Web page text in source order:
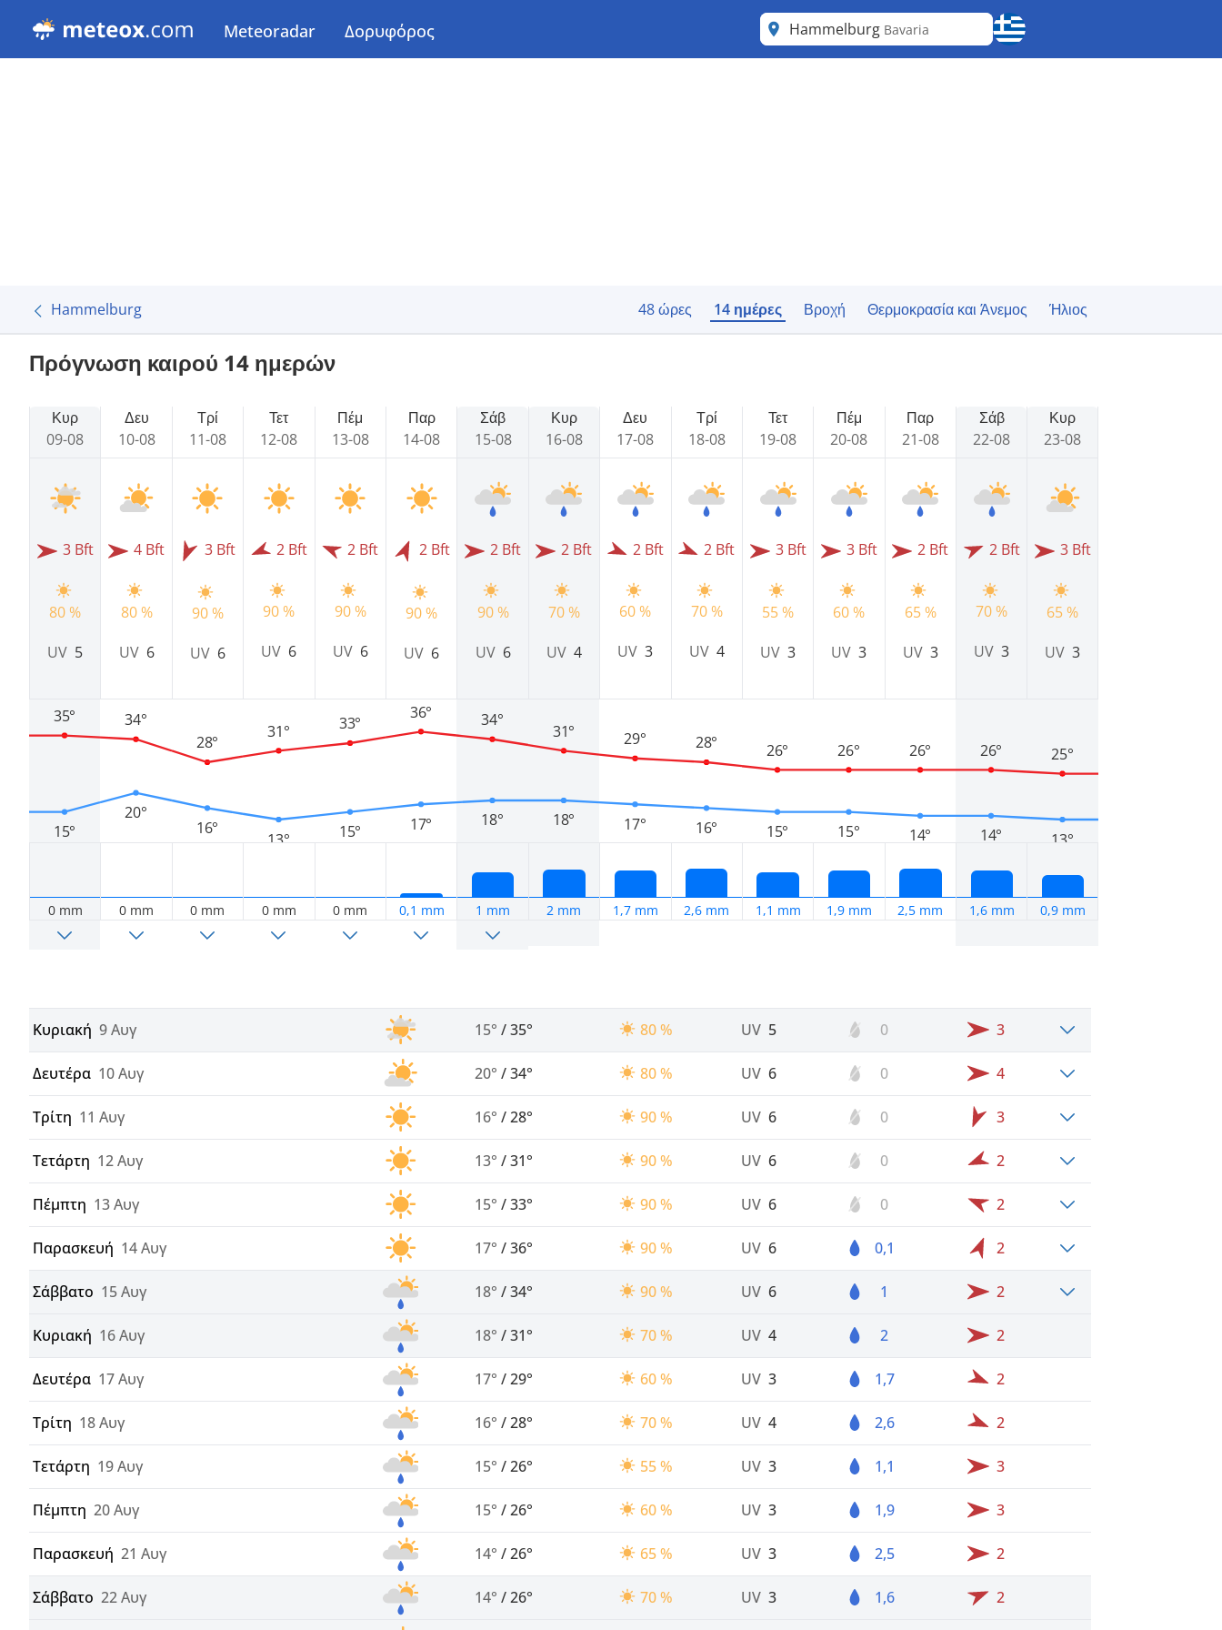
Meteoradar Δορυφόρος Hammelburg Bavaria
Hammelburg 48 ώρες 14 ημέρες Βροχή Θερμοκρασία και Άνεμος Ήλιος
Πρόγνωση καιρού 14 ημερών
Κυρ
09-08
3 Bft
80 %
UV 5
15°
35°
0 mm
Δευ
10-08
4 Bft
80 %
UV 6
20°
34°
0 mm
Τρί
11-08
3 Bft
90 %
UV 6
16°
28°
0 mm
Τετ
12-08
2 Bft
90 %
UV 6
13°
31°
0 mm
Πέμ
13-08
2 Bft
90 %
UV 6
15°
33°
0 mm
Παρ
14-08
2 Bft
90 %
UV 6
17°
36°
0,1 mm
Σάβ
15-08
2 Bft
90 %
UV 6
18°
34°
1 mm
Κυρ
16-08
2 Bft
70 %
UV 4
18°
31°
2 mm
Δευ
17-08
2 Bft
60 %
UV3
17°
29°
1,7 mm
Τρί
18-08
2 Bft
70 %
UV 4
16°
28°
2,6 mm
Τετ
19-08
3 Bft
55 %
UV3
15°
26°
1,1 mm
Πέμ
20-08
3 Bft
60 %
UV3
15°
26°
1,9 mm
Παρ
21-08
2 Bft
65 %
UV 3
14°
26°
2,5 mm
Σάβ
22-08
2 Bft
70 %
UV3
14°
26°
1,6 mm
Κυρ
23-08
3 Bft
65 %
UV3
13°
25°
0,9 mm
Κυριακή 9 Αυγ 15° /35° 80 % UV 5 0 3
Δευτέρα 10 Αυγ 20° /34° 80 % UV 6 0 4
Τρίτη 11 Αυγ 16° /28° 90 % UV 6 0 3
Τετάρτη 12 Αυγ 13° /31° 90 % UV 6 0 2
Πέμπτη 13 Αυγ 15° /33° 90 % UV 6 0 2
Παρασκευή 14 Αυγ 17° /36° 90 % UV 6 0,1 2
Σάββατο 15 Αυγ 18° /34° 90 % UV 6 1 2
Κυριακή 16 Αυγ 18° /31° 70 % UV 4 2 2
Δευτέρα 17 Αυγ 17° /29° 60 % UV 3 1,7 2
Τρίτη 18 Αυγ 16° /28° 70 % UV 4 2,6 2
Τετάρτη 19 Αυγ 15° /26° 55 % UV 3 1,1 3
Πέμπτη 20 Αυγ 15° /26° 60 % UV 3 1,9 3
Παρασκευή 21 Αυγ 14° /26° 65 % UV 3 2,5 2
Σάββατο 22 Αυγ 14° /26° 70 % UV 3 1,6 2